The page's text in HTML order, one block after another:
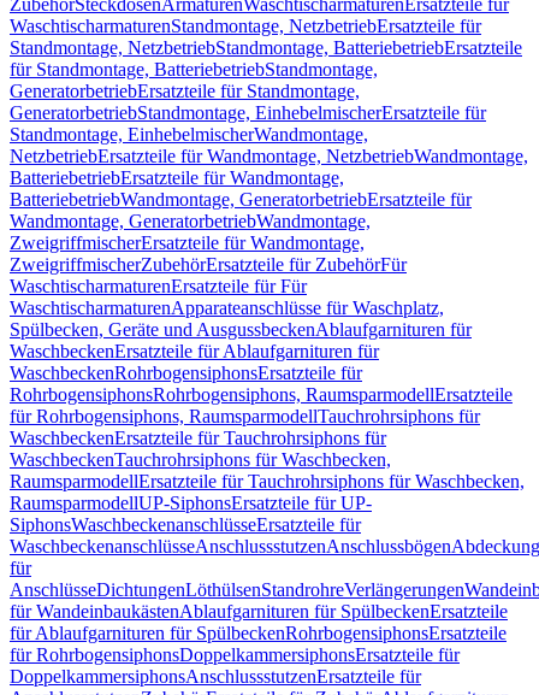
ZubehörSteckdosenArmaturenWaschtischarmaturen Ersatzteile für
WaschtischarmaturenStandmontage, NetzbetriebErsatzteile für
Standmontage, NetzbetriebStandmontage, BatteriebetriebErsatzteile
für Standmontage, BatteriebetriebStandmontage,
GeneratorbetriebErsatzteile für Standmontage,
GeneratorbetriebStandmontage, EinhebelmischerErsatzteile für
Standmontage, EinhebelmischerWandmontage,
NetzbetriebErsatzteile für Wandmontage, NetzbetriebWandmontage,
BatteriebetriebErsatzteile für Wandmontage,
BatteriebetriebWandmontage, GeneratorbetriebErsatzteile für
Wandmontage, GeneratorbetriebWandmontage,
ZweigriffmischerErsatzteile für Wandmontage,
ZweigriffmischerZubehörErsatzteile für ZubehörFür
WaschtischarmaturenErsatzteile für Für
WaschtischarmaturenApparateanschlüsse für Waschplatz,
Spülbecken, Geräte und AusgussbeckenAblaufgarnituren für
WaschbeckenErsatzteile für Ablaufgarnituren für
WaschbeckenRohrbogensiphonsErsatzteile für
RohrbogensiphonsRohrbogensiphons, RaumsparmodellErsatzteile
für Rohrbogensiphons, RaumsparmodellTauchrohrsiphons für
WaschbeckenErsatzteile für Tauchrohrsiphons für
WaschbeckenTauchrohrsiphons für Waschbecken,
RaumsparmodellErsatzteile für Tauchrohrsiphons für Waschbecken,
RaumsparmodellUP-SiphonsErsatzteile für UP-
SiphonsWaschbeckenanschlüsseErsatzteile für
WaschbeckenanschlüsseAnschlussstutzenAnschlussbögen
für
AnschlüsseDichtungenLöthülsenStandrohreVerlängerungen
für WandeinbaukästenAblaufgarnituren für SpülbeckenErsatzteile
für Ablaufgarnituren für SpülbeckenRohrbogensiphonsErsatzteile
für RohrbogensiphonsDoppelkammersiphonsErsatzteile für
DoppelkammersiphonsAnschlussstutzenErsatzteile für